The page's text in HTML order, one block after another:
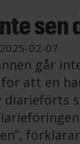
2025-02-07
går
för att en
diarieförts